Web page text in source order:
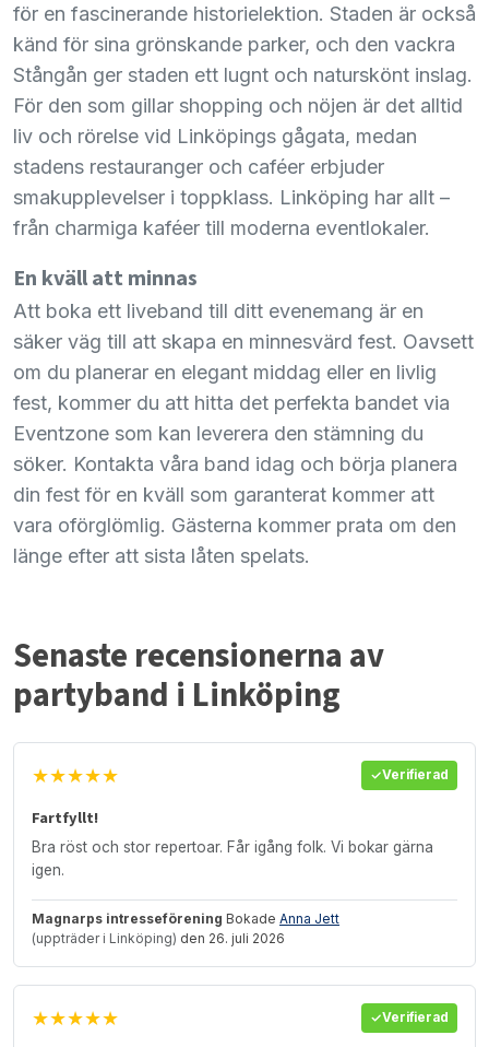
för en fascinerande historielektion. Staden är också
känd för sina grönskande parker, och den vackra
Stångån ger staden ett lugnt och naturskönt inslag.
För den som gillar shopping och nöjen är det alltid
liv och rörelse vid Linköpings gågata, medan
stadens restauranger och caféer erbjuder
smakupplevelser i toppklass. Linköping har allt –
från charmiga kaféer till moderna eventlokaler.
En kväll att minnas
Att boka ett liveband till ditt evenemang är en
säker väg till att skapa en minnesvärd fest. Oavsett
om du planerar en elegant middag eller en livlig
fest, kommer du att hitta det perfekta bandet via
Eventzone som kan leverera den stämning du
söker. Kontakta våra band idag och börja planera
din fest för en kväll som garanterat kommer att
vara oförglömlig. Gästerna kommer prata om den
länge efter att sista låten spelats.
Senaste recensionerna av
partyband i Linköping
★★★★★ Verifierad
Fartfyllt!
Bra röst och stor repertoar. Får igång folk. Vi bokar gärna
igen.
Magnarps intresseförening Bokade Anna Jett
(uppträder i Linköping) den 26. juli 2026
★★★★★ Verifierad